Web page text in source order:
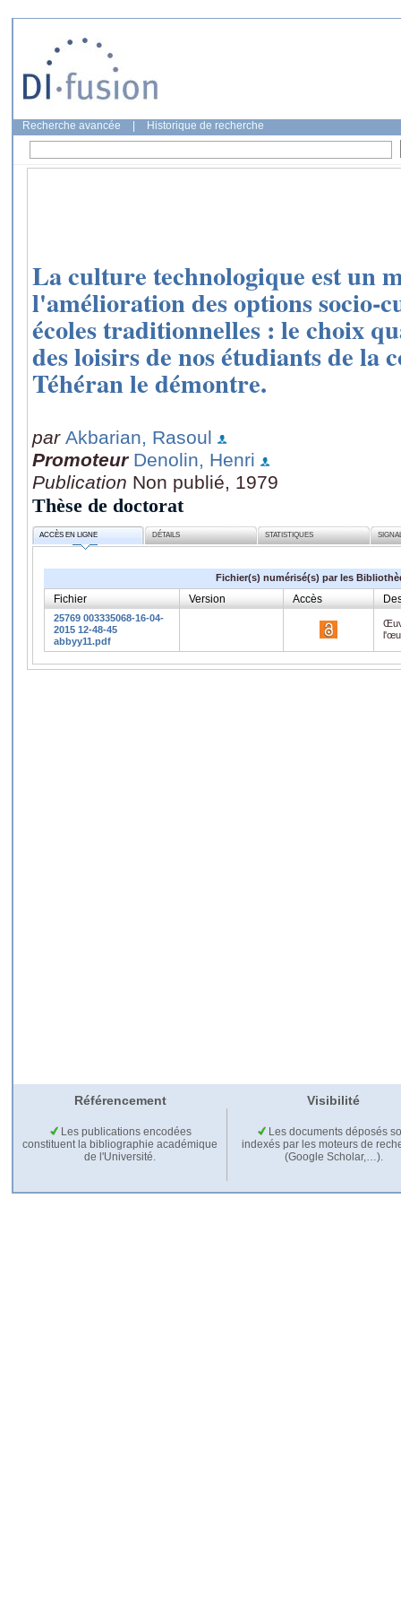
Recherche avancée Historique de recherche
La culture technologique est un
l'amélioration des options socio-
écoles traditionnelles : le choix
des loisirs de nos étudiants de la
Téhéran le démontre.
par Akbarian, Rasoul
Promoteur Denolin, Henri
Publication Non publié, 1979
Thèse de doctorat
ACCÈS EN LIGNE DÉTAILS STATISTIQUES
Fichier(s) numérisé(s) par les
Fichier Version Accès
25769 003335068-16-04-
2015 12-48-45
abbyy11.pdf
Référencement Visibilité
Les publications encodées
constituent la bibliographie académique
de l'Université.
Les documents déposés
indexés par les moteurs de
(Google Scholar,…).